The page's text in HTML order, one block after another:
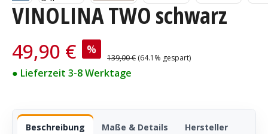
VINOLINA TWO schwarz
Verkaufspreis:
49,90 € %
Regulärer Preis:
139,00 € (64.1% gespart)
● Lieferzeit 3-8 Werktage
Beschreibung Maße & Details Hersteller